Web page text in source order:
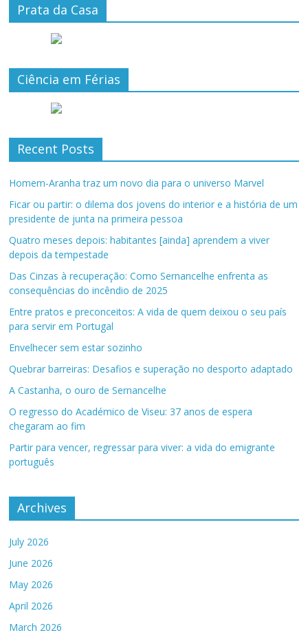
Prata da Casa
Ciência em Férias
Recent Posts
Homem-Aranha traz um novo dia para o universo Marvel
Ficar ou partir: o dilema dos jovens do interior e a história de um
presidente de junta na primeira pessoa
Quatro meses depois: habitantes [ainda] aprendem a viver
depois da tempestade
Das Cinzas à recuperação: Como Sernancelhe enfrenta as
consequências do incêndio de 2025
Entre pratos e preconceitos: A vida de quem deixou o seu país
para servir em Portugal
Envelhecer sem estar sozinho
Quebrar barreiras: Desafios e superação no desporto adaptado
A Castanha, o ouro de Sernancelhe
O regresso do Académico de Viseu: 37 anos de espera
chegaram ao fim
Partir para vencer, regressar para viver: a vida do emigrante
português
Archives
July 2026
June 2026
May 2026
April 2026
March 2026